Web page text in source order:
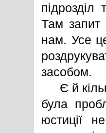
підрозділ
Там запит
нам. Усе
засобом.
Є й
була
юстиції